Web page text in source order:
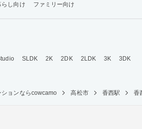
らし向け ファミリー向け
SLDK 2K 2DK 2LDK 3K
3DK
ョンならcowcamo 高松市 香西駅 香